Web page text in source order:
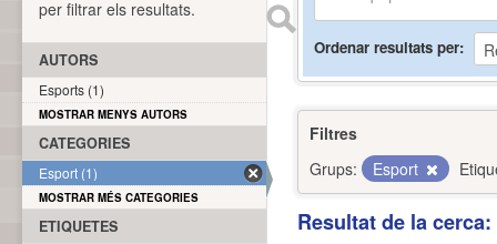
Ordenar resultats per
Filtres
Grups:
Esport
Resultat de la
per filtrar els resultats.
AUTORS
Esports (1)
MOSTRAR MENYS AUTORS
CATEGORIES
Esport (1)
MOSTRAR MÉS CATEGORIES
ETIQUETES